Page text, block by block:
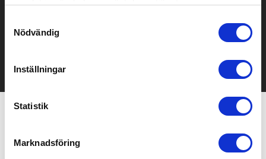
samlat in när du har använt deras tjänster.
Nödvändig
Inställningar
Statistik
Marknadsföring